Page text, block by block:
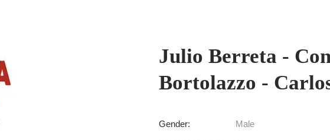
Julio Berreta -
Bortolazzo -
Gender: Male